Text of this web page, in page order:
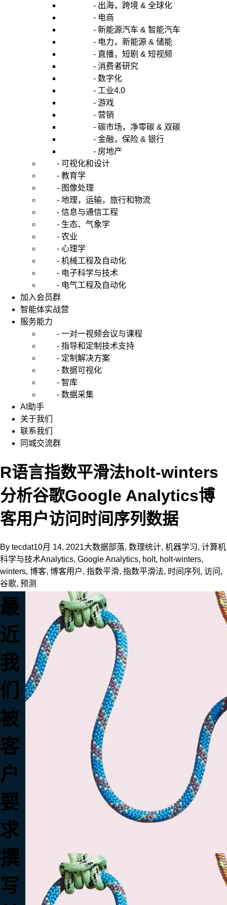
- 出海，跨境 & 全球化
- 电商
- 新能源汽车 & 智能汽车
- 电力，新能源 & 储能
- 直播，短剧 & 短视频
- 消费者研究
- 数字化
- 工业4.0
- 游戏
- 营销
- 碳市场，净零碳 & 双碳
- 金融，保险 & 银行
- 房地产
- 可视化和设计
- 教育学
- 图像处理
- 地理，运输，旅行和物流
- 信息与通信工程
- 生态、气象学
- 农业
- 心理学
- 机械工程及自动化
- 电子科学与技术
- 电气工程及自动化
加入会员群
智能体实战营
服务能力
- 一对一视频会议与课程
- 指导和定制技术支持
- 定制解决方案
- 数据可视化
- 智库
- 数据采集
AI助手
关于我们
联系我们
同城交流群
R语言指数平滑法holt-winters
分析谷歌Google Analytics博
客用户访问时间序列数据
By tecdat10月 14, 2021大数据部落, 数理统计, 机器学习, 计算机
科学与技术Analytics, Google Analytics, holt, holt-winters,
winters, 博客, 博客用户, 指数平滑, 指数平滑法, 时间序列 , 访问 ,
谷歌, 预测
最
近
我
们
被
客
户
要
求
撰
写